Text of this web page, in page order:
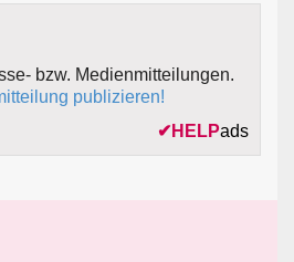
bzw. Medienmitteilungen.
publizieren!
✔ HELPads